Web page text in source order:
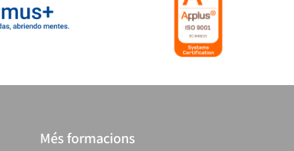
Més formacions